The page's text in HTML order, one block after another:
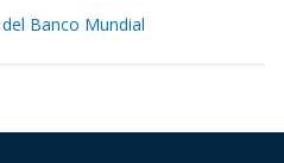
Banco Mundial